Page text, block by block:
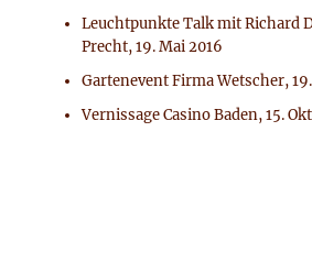
Leuchtpunkte Talk mit Richard
Precht, 19. Mai 2016
Gartenevent Firma Wetscher,
Vernissage Casino Baden, 15.